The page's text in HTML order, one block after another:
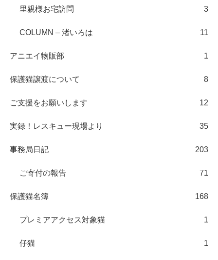
里親様お宅訪問 3
COLUMN – 渚いろは 11
アニエイ物販部 1
保護猫譲渡について 8
ご支援をお願いします 12
実録！レスキュー現場より 35
事務局日記 203
ご寄付の報告 71
保護猫名簿 168
プレミアアクセス対象猫 1
仔猫 1